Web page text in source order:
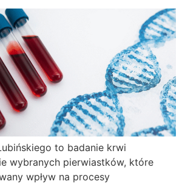
to badanie krwi
wybranych pierwiastków, które
wpływ na procesy